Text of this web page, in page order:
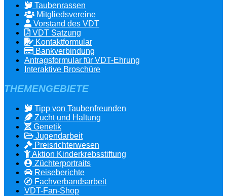
Taubenrassen
Mitgliedsvereine
Vorstand des VDT
VDT Satzung
Kontaktformular
Bankverbindung
Antragsformular für VDT-Ehrung
Interaktive Broschüre
THEMENGEBIETE
Tipp von Taubenfreunden
Zucht und Haltung
Genetik
Jugendarbeit
Preisrichterwesen
Aktion Kinderkrebsstiftung
Züchterportraits
Reiseberichte
Fachverbandsarbeit
VDT-Fan-Shop